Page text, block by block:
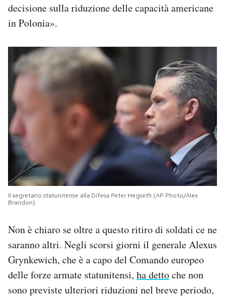
decisione sulla riduzione delle capacità americane
in Polonia».
Il segretario statunitense alla Difesa Peter Hegseth (AP Photo/Alex
Brandon)
Non è chiaro se oltre a questo ritiro di soldati ce ne
saranno altri. Negli scorsi giorni il generale Alexus
Grynkewich, che è a capo del Comando europeo
delle forze armate statunitensi, ha dettoche non
sono previste ulteriori riduzioni nel breve periodo,